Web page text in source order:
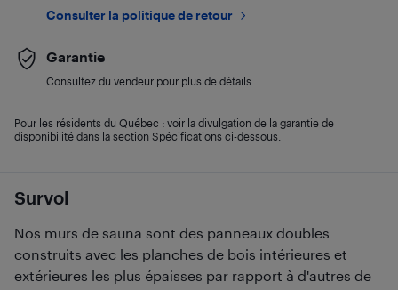
Survol
Nos murs de sauna sont des panneaux doubles
construits avec les planches de bois intérieures et
extérieures les plus épaisses par rapport à d'autres de
Consulter la politique de retour
Garantie
Consultez du vendeur pour plus de détails.
Pour les résidents du Québec : voir la divulgation de la garantie de
disponibilité dans la section Spécifications ci-dessous.